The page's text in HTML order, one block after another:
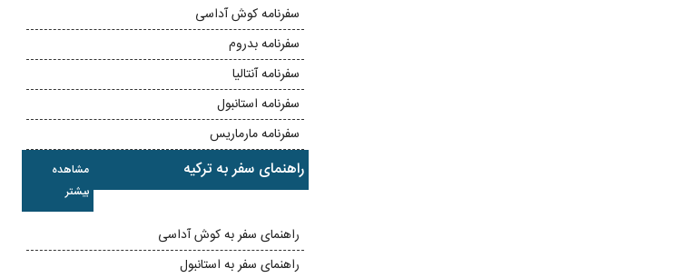
سفرنامه کوش آداسی
سفرنامه بدروم
سفرنامه آنتالیا
سفرنامه استانبول
سفرنامه مارماریس
مشاهده
بیشتر
راهنمای سفر به ترکیه
راهنمای سفر به کوش آداسی
راهنمای سفر به استانبول